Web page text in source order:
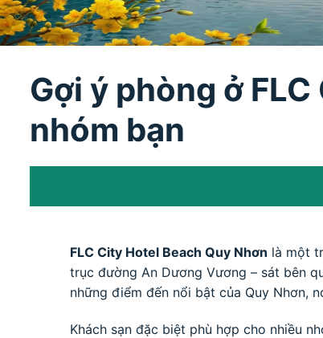
Gợi ý phòng ở
nhóm bạn
FLC City Hotel Beach Quy Nhơn là một
trục đường An Dương Vương – sát bên
những điểm đến nổi bật của Quy Nhơn,
Khách sạn đặc biệt phù hợp cho nhiều